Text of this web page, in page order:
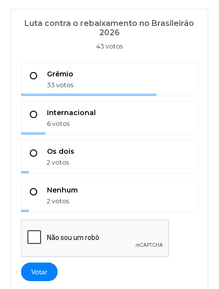
Luta contra o rebaixamento no Brasileirão
2026
43 votos
Grêmio
33 votos
Internacional
6 votos
Os dois
2 votos
Nenhum
2 votos
Votar